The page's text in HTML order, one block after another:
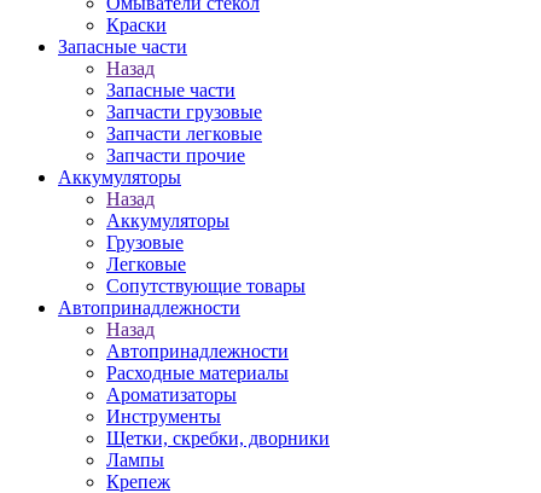
Краски
Запасные части
Назад
Запасные части
Запчасти грузовые
Запчасти легковые
Запчасти прочие
Аккумуляторы
Назад
Аккумуляторы
Грузовые
Легковые
Сопутствующие товары
Автопринадлежности
Назад
Автопринадлежности
Расходные материалы
Ароматизаторы
Инструменты
Щетки, скребки, дворники
Лампы
Крепеж